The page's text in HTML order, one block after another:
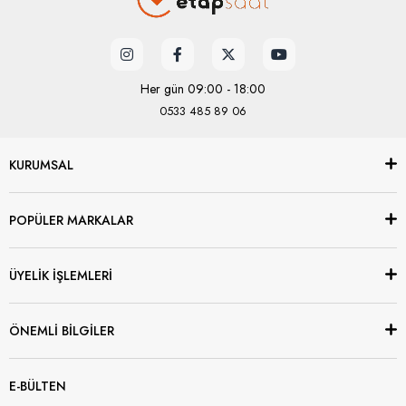
Her gün 09:00 - 18:00
0533 485 89 06
KURUMSAL
POPÜLER MARKALAR
ÜYELİK İŞLEMLERİ
ÖNEMLİ BİLGİLER
E-BÜLTEN